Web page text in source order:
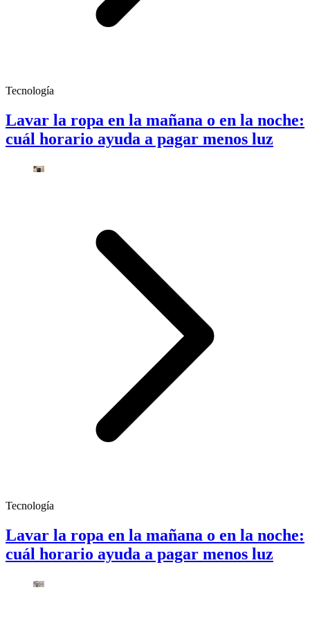
Tecnología
Lavar la ropa en la mañana o en la noche:
cuál horario ayuda a pagar menos luz
Tecnología
Lavar la ropa en la mañana o en la noche:
cuál horario ayuda a pagar menos luz